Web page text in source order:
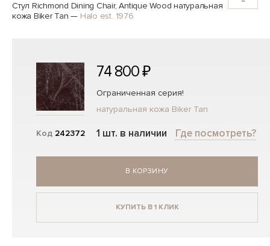
Стул Richmond Dining Chair, Antique Wood натуральная
кожа Biker Tan — Halo est. 1976
Код 242372
74 800 ₽
Ограниченная серия!
натуральная кожа Biker Tan
1 шт. в наличии Где посмотреть?
В КОРЗИНУ
КУПИТЬ В 1 КЛИК